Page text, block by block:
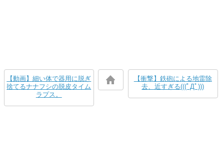
【動画】細い体で器用に脱ぎ
捨てるナナフシの脱皮タイム
ラプス。
【衝撃】鉄砲による地雷除
去、近すぎる(((ﾟДﾟ)))